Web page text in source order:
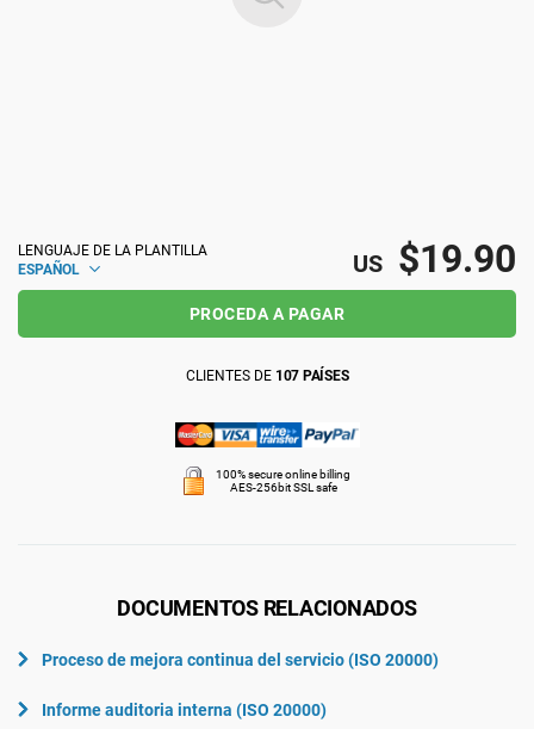
AS9100
Automoción
LENGUAJE DE LA PLANTILLA
ESPAÑOL
US $19.90
PROCEDA A PAGAR
CLIENTES DE 107 PAÍSES
100% secure online billing
AES-256bit SSL safe
DOCUMENTOS RELACIONADOS
Proceso de mejora continua del servicio (ISO 20000)
Informe auditoria interna (ISO 20000)